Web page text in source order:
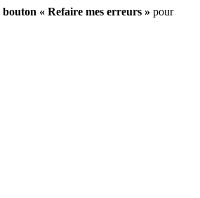
bouton « Refaire mes erreurs » pour